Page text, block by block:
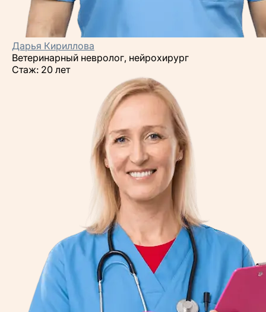
Дарья Кириллова
Ветеринарный невролог, нейрохирург
Стаж: 20 лет